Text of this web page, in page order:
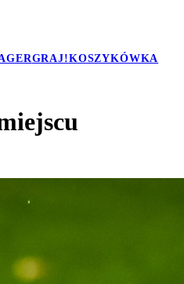
GRAJ!KOSZYKÓWKA